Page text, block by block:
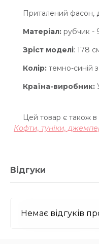
Приталений фасон,
Матеріал: рубчик -
Зріст моделі: 178
Колір: темно-синій
Країна-виробник:
Цей товар є також в
Кофти, туніки,
Відгуки
Немає відгуків